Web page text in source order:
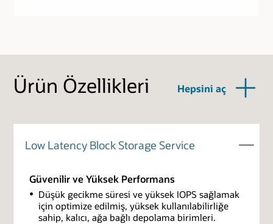
Ürün Özellikleri Hepsini aç
Low Latency Block Storage Service
Güvenilir ve Yüksek Performans
Düşük gecikme süresi ve yüksek IOPS sağlamak
için optimize edilmiş, yüksek kullanılabilirliğe
sahip, kalıcı, ağa bağlı depolama birimleri.